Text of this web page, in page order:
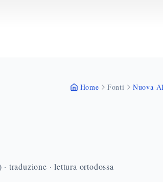
Home Fonti Nuova
traduzione · lettura ortodossa